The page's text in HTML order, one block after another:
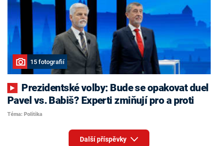
15 fotografií
Pavel vs. Babiš? Experti zmiňují pro a proti
Téma: Politika
Další příspěvky